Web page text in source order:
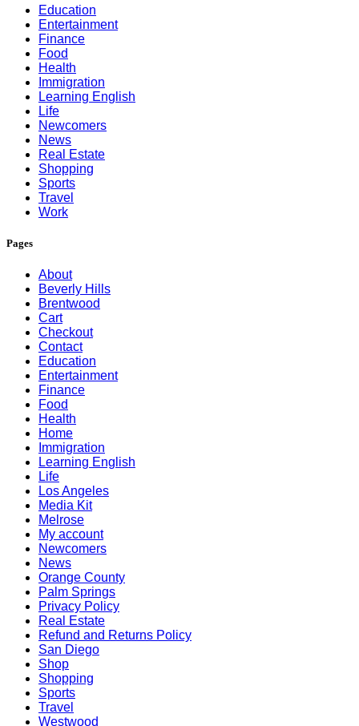
Education
Entertainment
Finance
Food
Health
Immigration
Learning English
Life
Newcomers
News
Real Estate
Shopping
Sports
Travel
Work
Pages
About
Beverly Hills
Brentwood
Cart
Checkout
Contact
Education
Entertainment
Finance
Food
Health
Home
Immigration
Learning English
Life
Los Angeles
Media Kit
Melrose
My account
Newcomers
News
Orange County
Palm Springs
Privacy Policy
Real Estate
Refund and Returns Policy
San Diego
Shop
Shopping
Sports
Travel
Westwood